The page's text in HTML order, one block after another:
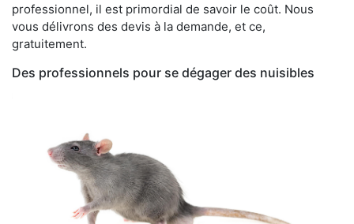
professionnel, il est primordial de savoir le coût. Nous
vous délivrons des devis à la demande, et ce,
gratuitement.
Des professionnels pour se dégager des nuisibles